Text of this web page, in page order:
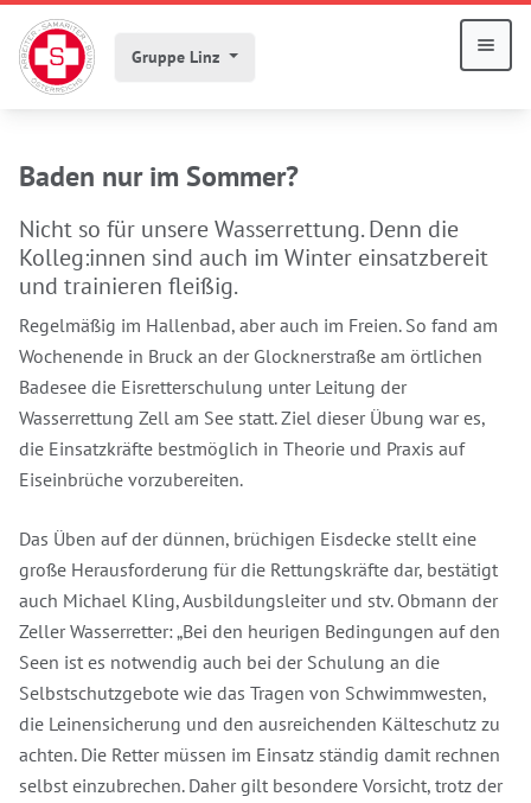
Gruppe Linz
Baden nur im Sommer?
Nicht so für unsere Wasserrettung. Denn die
Kolleg:innen sind auch im Winter einsatzbereit
und trainieren fleißig.
Regelmäßig im Hallenbad, aber auch im Freien. So fand am
Wochenende in Bruck an der Glocknerstraße am örtlichen
Badesee die Eisretterschulung unter Leitung der
Wasserrettung Zell am See statt. Ziel dieser Übung war es,
die Einsatzkräfte bestmöglich in Theorie und Praxis auf
Eiseinbrüche vorzubereiten.
Das Üben auf der dünnen, brüchigen Eisdecke stellt eine
große Herausforderung für die Rettungskräfte dar, bestätigt
auch Michael Kling, Ausbildungsleiter und stv. Obmann der
Zeller Wasserretter: „Bei den heurigen Bedingungen auf den
Seen ist es notwendig auch bei der Schulung an die
Selbstschutzgebote wie das Tragen von Schwimmwesten,
die Leinensicherung und den ausreichenden Kälteschutz zu
achten. Die Retter müssen im Einsatz ständig damit rechnen
selbst einzubrechen. Daher gilt besondere Vorsicht, trotz der